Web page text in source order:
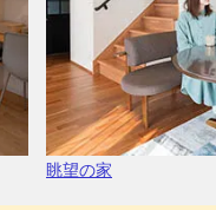
眺望の家